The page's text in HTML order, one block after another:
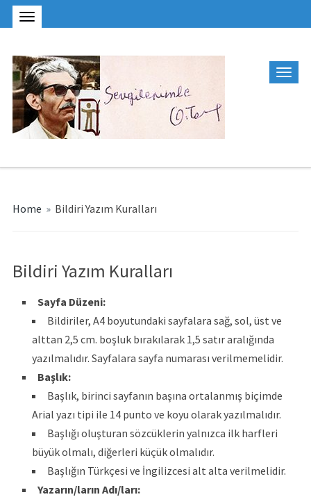
Home » Bildiri Yazım Kuralları
Bildiri Yazım Kuralları
Sayfa Düzeni:
Bildiriler, A4 boyutundaki sayfalara sağ, sol, üst ve
alttan 2,5 cm. boşluk bırakılarak 1,5 satır aralığında
yazılmalıdır. Sayfalara sayfa numarası verilmemelidir.
Başlık:
Başlık, birinci sayfanın başına ortalanmış biçimde
Arial yazı tipi ile 14 punto ve koyu olarak yazılmalıdır.
Başlığı oluşturan sözcüklerin yalnızca ilk harfleri
büyük olmalı, diğerleri küçük olmalıdır.
Başlığın Türkçesi ve İngilizcesi alt alta verilmelidir.
Yazarın/ların Adı/ları: